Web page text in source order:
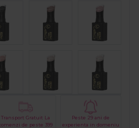
Transport Gratuit La
de peste 399
Peste 29 ani de
experienta in domeniu